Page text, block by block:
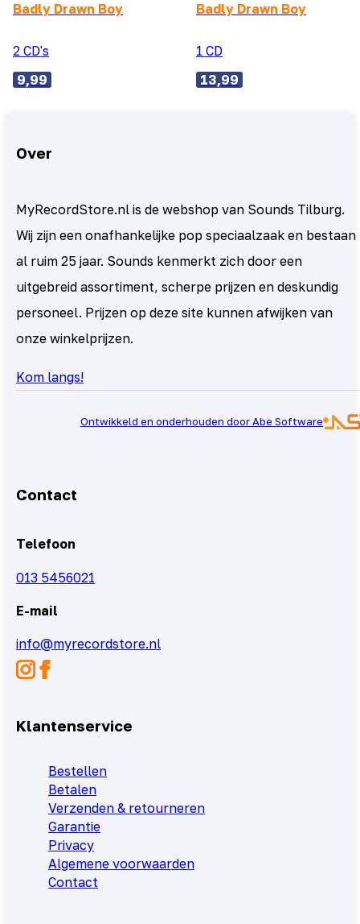
Badly Drawn Boy
2 CD's
9,99
Badly Drawn Boy
1 CD
13,99
Over
MyRecordStore.nl is de webshop van Sounds Tilburg.
Wij zijn een onafhankelijke pop speciaalzaak en bestaan
al ruim 25 jaar. Sounds kenmerkt zich door een
uitgebreid assortiment, scherpe prijzen en deskundig
personeel. Prijzen op deze site kunnen afwijken van
onze winkelprijzen.
Kom langs!
Ontwikkeld en onderhouden door Abe Software
Contact
Telefoon
013 5456021
E-mail
info@myrecordstore.nl
Klantenservice
Bestellen
Betalen
Verzenden & retourneren
Garantie
Privacy
Algemene voorwaarden
Contact